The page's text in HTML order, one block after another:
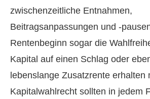
zwischenzeitliche Entnahmen,
Beitragsanpassungen und -
Rentenbeginn sogar die
Kapital auf einen Schlag oder
lebenslange Zusatzrente erhalten
Kapitalwahlrecht sollten in jedem